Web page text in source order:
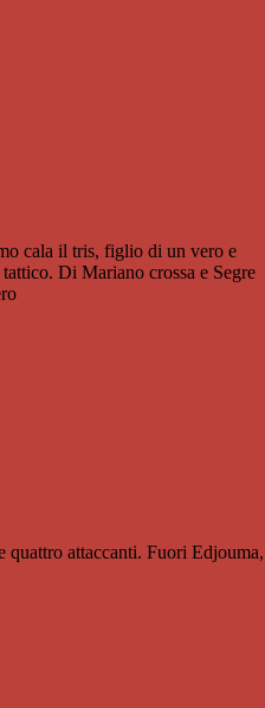
cala il tris, figlio di un vero e
Di Mariano crossa e Segre
quattro attaccanti. Fuori Edjouma,